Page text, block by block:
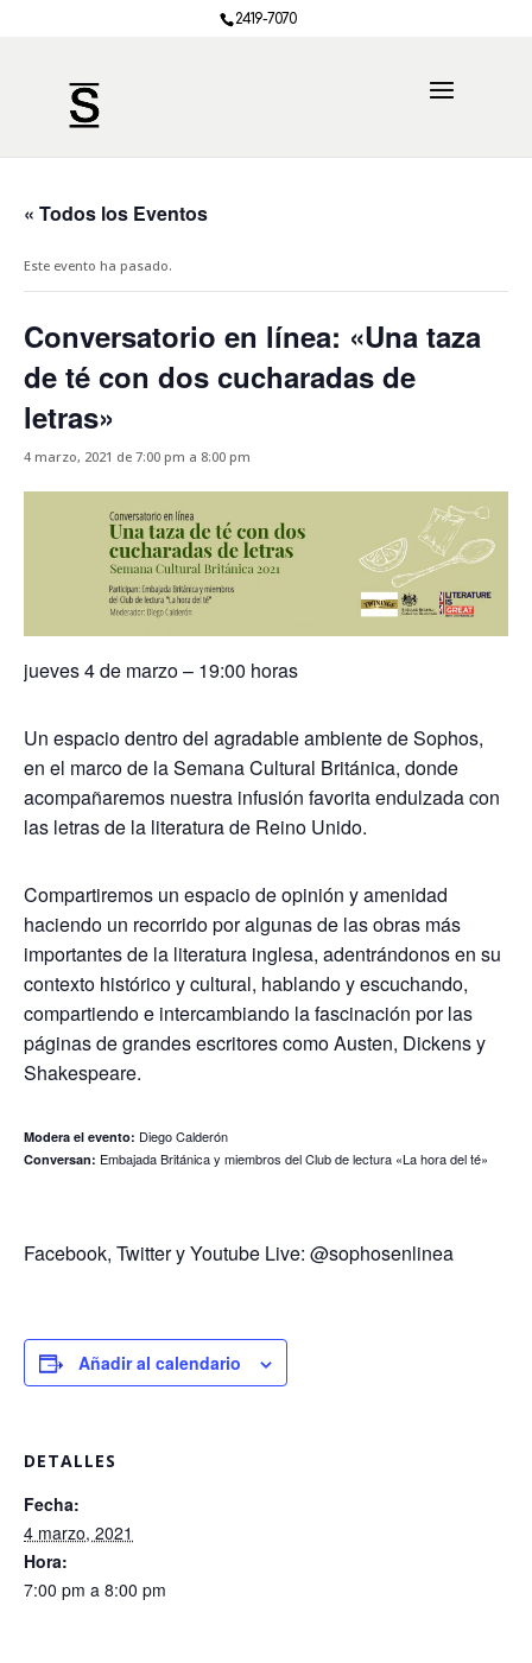
2419-7070
« Todos los Eventos
Este evento ha pasado.
Conversatorio en línea: «Una taza
de té con dos cucharadas de
letras»
4 marzo, 2021 de 7:00 pm a 8:00 pm
jueves 4 de marzo – 19:00 horas
Un espacio dentro del agradable ambiente de Sophos,
en el marco de la Semana Cultural Británica, donde
acompañaremos nuestra infusión favorita endulzada con
las letras de la literatura de Reino Unido.
Compartiremos un espacio de opinión y amenidad
haciendo un recorrido por algunas de las obras más
importantes de la literatura inglesa, adentrándonos en su
contexto histórico y cultural, hablando y escuchando,
compartiendo e intercambiando la fascinación por las
páginas de grandes escritores como Austen, Dickens y
Shakespeare.
Modera el evento: Diego Calderón
Conversan: Embajada Británica y miembros del Club de lectura «La hora del té»
Facebook, Twitter y Youtube Live: @sophosenlinea
Añadir al calendario
DETALLES
Fecha:
4 marzo, 2021
Hora:
7:00 pm a 8:00 pm